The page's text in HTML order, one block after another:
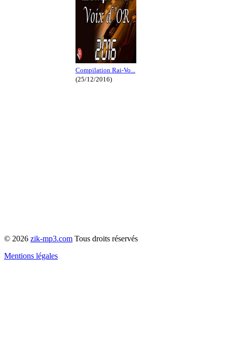
Compilation Rai-Vo...
(25/12/2016)
© 2026 zik-mp3.com Tous droits réservés
Mentions légales